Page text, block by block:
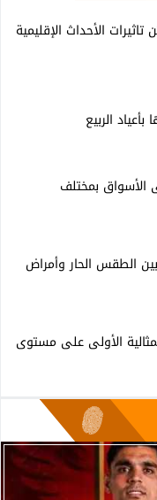
الأحداث الإقليمية
بأعياد الربيع
الأسواق بمختلف
الطقس الحار وأمراض
الأولى على مستوى